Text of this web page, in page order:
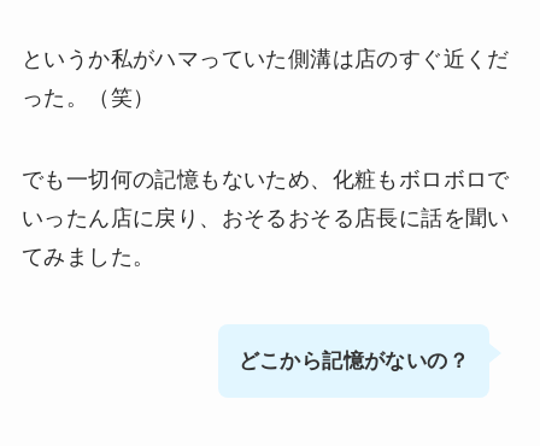
というか私がハマっていた側溝は店のすぐ近くだ
った。（笑）
でも一切何の記憶もないため、化粧もボロボロで
いったん店に戻り、おそるおそる店長に話を聞い
てみました。
どこから記憶がないの？